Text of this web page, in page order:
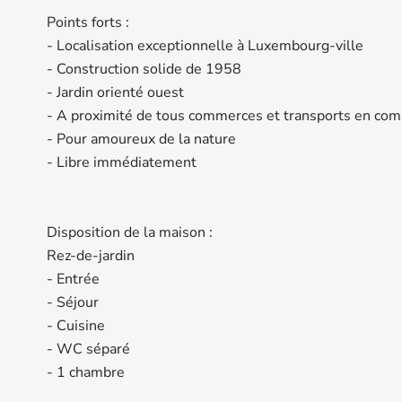
Points forts :
- Localisation exceptionnelle à Luxembourg-ville
- Construction solide de 1958
- Jardin orienté ouest
- A proximité de tous commerces et transports en
- Pour amoureux de la nature
- Libre immédiatement
Disposition de la maison :
Rez-de-jardin
- Entrée
- Séjour
- Cuisine
- WC séparé
- 1 chambre